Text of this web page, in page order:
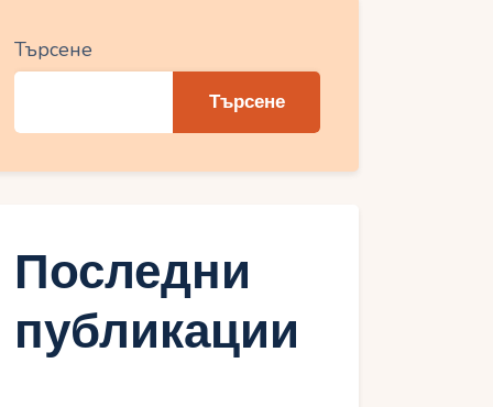
Търсене
Търсене
Последни
публикации